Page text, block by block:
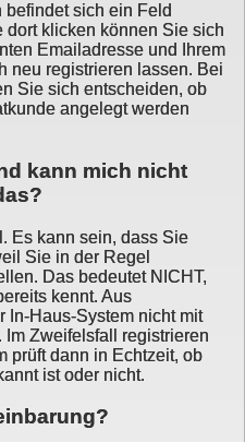
befindet sich ein Feld
klicken können Sie sich
Emailadresse und Ihrem
neu registrieren lassen. Bei
Sie sich entscheiden, ob
angelegt werden
kann mich nicht
Es kann sein, dass Sie
Sie in der Regel
Das bedeutet NICHT,
kennt. Aus
In-Haus-System nicht mit
Zweifelsfall registrieren
prüft dann in Echtzeit, ob
ist oder nicht.